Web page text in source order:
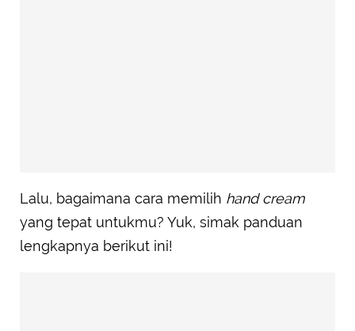
Lalu, bagaimana cara memilih hand cream
yang tepat untukmu? Yuk, simak panduan
lengkapnya berikut ini!